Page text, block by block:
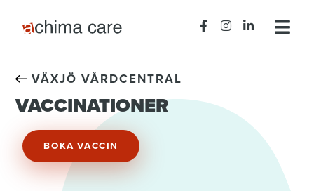
VÄXJÖ VÅRDCENTRAL
VACCINATIONER
BOKA VACCIN